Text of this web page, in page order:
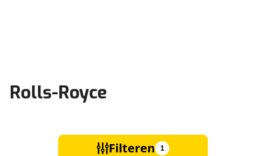
Rolls-Royce
Filteren 1